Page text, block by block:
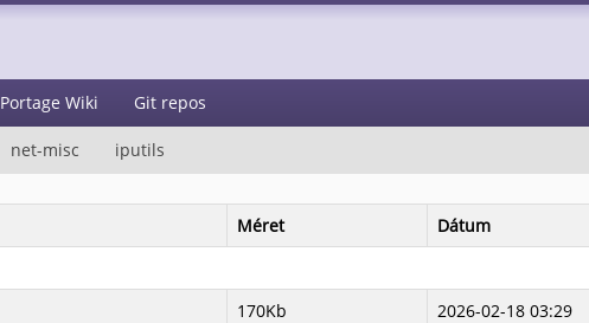
Portage Wiki Git repos
net-misc iputils
Méret
Dátum
170Kb
2026-02-18 03:29